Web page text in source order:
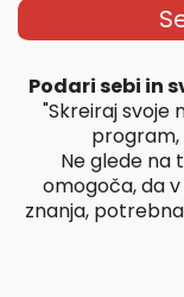
Podari sebi in
"Skreiraj svoje
program,
Ne glede na
omogoča, da
znanja,